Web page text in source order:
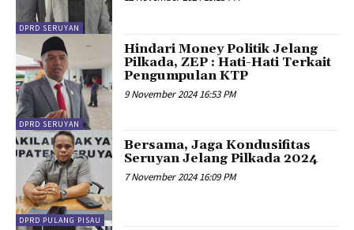
DPRD SERUYAN
DPRD SERUYAN
Hindari Money Politik Jelang
Pilkada, ZEP : Hati-Hati Terkait
Pengumpulan KTP
9 November 2024 16:53 PM
DPRD PULANG PISAU
Bersama, Jaga Kondusifitas
Seruyan Jelang Pilkada 2024
7 November 2024 16:09 PM